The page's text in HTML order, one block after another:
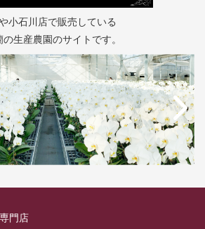
小石川店で販売している
の生産農園のサイトです。
門店